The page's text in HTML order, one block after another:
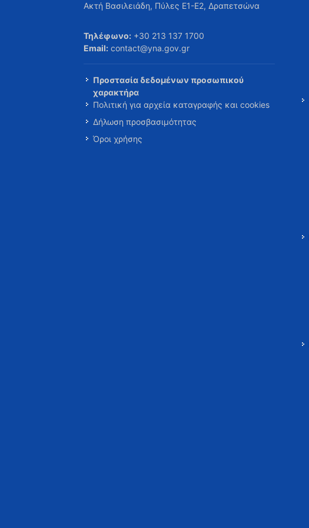
Ακτή Βασιλειάδη, Πύλες Ε1-Ε2, Δραπετσώνα
Τηλέφωνο: +30 213 137 1700
Email: contact@yna.gov.gr
Προστασία δεδομένων προσωπικού
χαρακτήρα
Πολιτική για αρχεία καταγραφής και cookies
Δήλωση προσβασιμότητας
Όροι χρήσης